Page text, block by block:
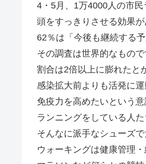
4・5月、1万4000人の市
頭をすっきりさせる効果
62％は「今後も継続する
その調査は世界的なもの
割合は2倍以上に膨れたと
感染拡大前よりも活発に
免疫力を高めたいという
ランニングをしている人
そんなに派手なシューズ
ウォーキングは健康管理